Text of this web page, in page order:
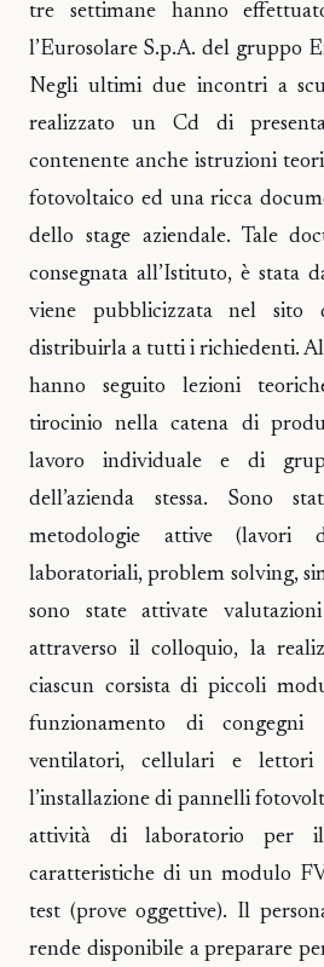
tre settimane hanno
l’Eurosolare S.p.A. del gruppo
Negli ultimi due incontri a
realizzato un Cd di
contenente anche istruzioni
fotovoltaico ed una ricca
dello stage aziendale. Tale
consegnata all’Istituto, è stata
viene pubblicizzata nel sito
distribuirla a tutti i richiedenti.
hanno seguito lezioni
tirocinio nella catena di
lavoro individuale e di
dell’azienda stessa. Sono
metodologie attive (lavori
laboratoriali, problem solving,
sono state attivate valutazioni
attraverso il colloquio, la
ciascun corsista di piccoli
funzionamento di
ventilatori, cellulari e
l’installazione di pannelli
attività di laboratorio per il
caratteristiche di un modulo
test (prove oggettive). Il
rende disponibile a preparare